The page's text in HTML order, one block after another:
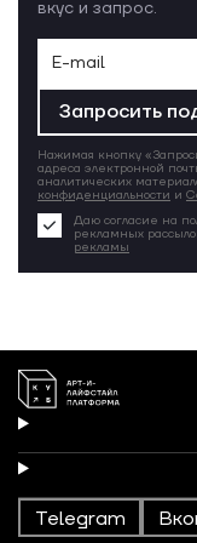
вкус и запрос.
Запросить
Нажимая кнопку
адреса электронной
аналитических
конфиденциальности и
Даю согласие на
рекламных
рекламы
Telegram